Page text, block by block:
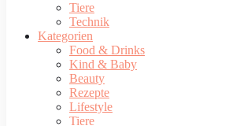
Tiere
Technik
Kategorien
Food & Drinks
Kind & Baby
Beauty
Rezepte
Lifestyle
Tiere